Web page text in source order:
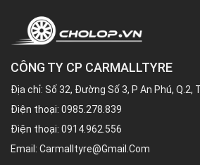
CÔNG TY CP CARMALLTYRE
Địa chỉ: Số 32, Đường Số 3, P An Phú, Q.2,
Điện thoại: 0985.278.839
Điện thoại: 0914.962.556
Email: Carmalltyre@gmail.com